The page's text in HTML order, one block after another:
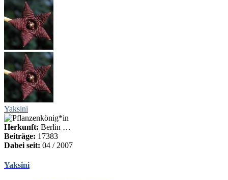
Yaksini
Herkunft: Berlin …
Beiträge: 17383
Dabei seit: 04 / 2007
Yaksini